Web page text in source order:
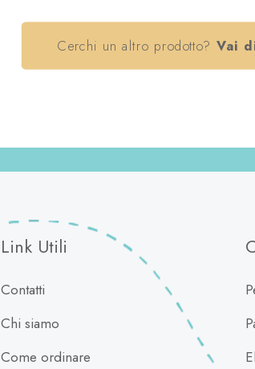
Cerchi un altro prodotto? Vai
Link Utili
Contatti
Chi siamo
Come ordinare